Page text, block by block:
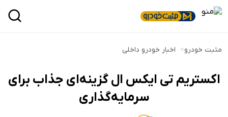
مثبت خودرو> اخبار خودرو داخلی
اکستریم تی ایکس ال گزینه‌ای جذاب برای
سرمایه‌گذاری